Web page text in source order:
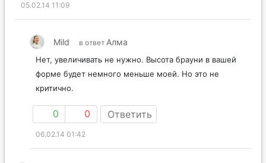
05.02.14 11:09
Mild в ответ Алма
Нет, увеличивать не нужно. Высота брауни в вашей
форме будет немного меньше моей. Но это не
критично.
0 0 Ответить
06.02.14 01:42